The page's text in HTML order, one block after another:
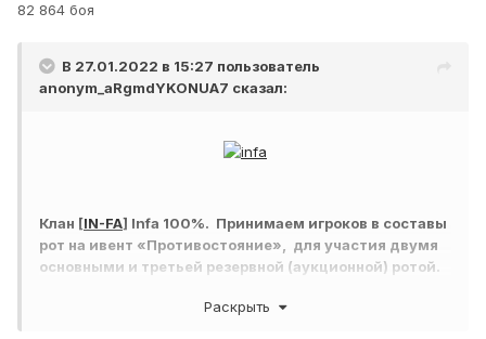
82 864 боя
В 27.01.2022 в 15:27 пользователь
anonym_aRgmdYKONUA7 сказал:
Клан [IN-FA] Infa 100%. Принимаем игроков в составы
рот на ивент «Противостояние», для участия двумя
основными и третьей резервной (аукционной) ротой.
Раскрыть